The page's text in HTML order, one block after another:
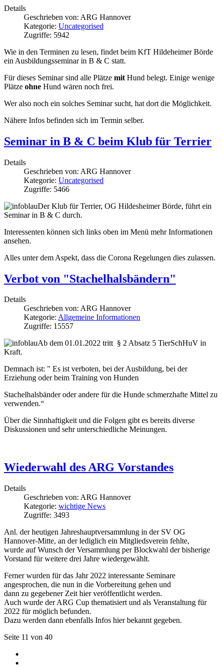
Details
Geschrieben von: ARG Hannover
Kategorie: Uncategorised
Zugriffe: 5942
Wie in den Terminen zu lesen, findet beim KfT Hildeheimer Börde
ein Ausbildungsseminar in B & C statt.
Für dieses Seminar sind alle Plätze mit Hund belegt. Einige wenige
Plätze ohne Hund wären noch frei.
Wer also noch ein solches Seminar sucht, hat dort die Möglichkeit.
Nähere Infos befinden sich im Termin selber.
Seminar in B & C beim Klub für Terrier
Details
Geschrieben von: ARG Hannover
Kategorie: Uncategorised
Zugriffe: 5466
Der Klub für Terrier, OG Hildesheimer Börde, führt ein
Seminar in B & C durch.
Interessenten können sich links oben im Menü mehr Informationen
ansehen.
Alles unter dem Aspekt, dass die Corona Regelungen dies zulassen.
Verbot von "Stachelhalsbändern"
Details
Geschrieben von: ARG Hannover
Kategorie: Allgemeine Informationen
Zugriffe: 15557
Ab dem 01.01.2022 tritt § 2 Absatz 5 TierSchHuV in
Kraft.
Demnach ist: " Es ist verboten, bei der Ausbildung, bei der
Erziehung oder beim Training von Hunden
Stachelhalsbänder oder andere für die Hunde schmerzhafte Mittel zu
verwenden.“
Über die Sinnhaftigkeit und die Folgen gibt es bereits diverse
Diskussionen und sehr unterschiedliche Meinungen.
Wiederwahl des ARG Vorstandes
Details
Geschrieben von: ARG Hannover
Kategorie: wichtige News
Zugriffe: 3493
Anl. der heutigen Jahreshauptversammlung in der SV OG
Hannover-Mitte, an der lediglich ein Mitgliedsverein fehlte,
wurde auf Wunsch der Versammlung per Blockwahl der bisherige
Vorstand für weitere drei Jahre wiedergewählt.
Ferner wurden für das Jahr 2022 interessante Seminare
angesprochen, die nun in die Vorbereitung gehen und
dann zu gegebener Zeit hier veröffentlicht werden.
Auch wurde der ARG Cup thematisiert und als Veranstaltung für
2022 für möglich befunden.
Dazu werden dann ebenfalls Infos hier bekannt gegeben.
Seite 11 von 40